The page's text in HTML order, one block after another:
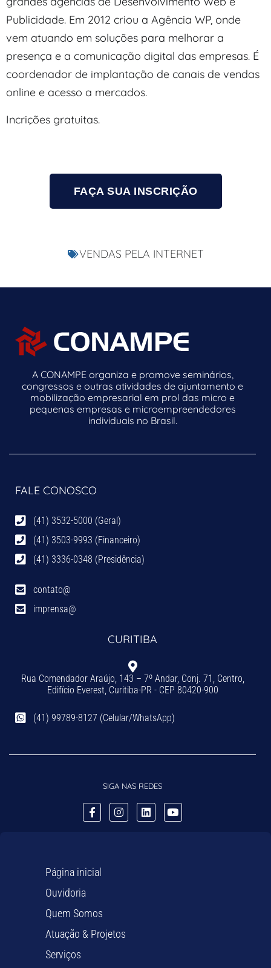
Publicidade. Em 2012 criou a Agência WP, onde
vem atuando em soluções para melhorar a
presença e a comunicação digital das empresas. É
coordenador de implantação de canais de vendas
online e acesso a mercados.
Incrições gratuitas.
FAÇA SUA INSCRIÇÃO
VENDAS PELA INTERNET
A CONAMPE organiza e promove seminários,
congressos e outras atividades de ajuntamento e
mobilização empresarial em prol das micro e
pequenas empresas e microempreendedores
individuais no Brasil.
FALE CONOSCO
(41) 3532-5000 (Geral)
(41) 3503-9993 (Financeiro)
(41) 3336-0348 (Presidência)
contato@
imprensa@
CURITIBA
Rua Comendador Araújo, 143 – 7º Andar, Conj. 71, Centro,
Edifício Everest, Curitiba-PR - CEP 80420-900
(41) 99789-8127 (Celular/WhatsApp)
SIGA NAS REDES
Página inicial
Ouvidoria
Quem Somos
Atuação & Projetos
Serviços